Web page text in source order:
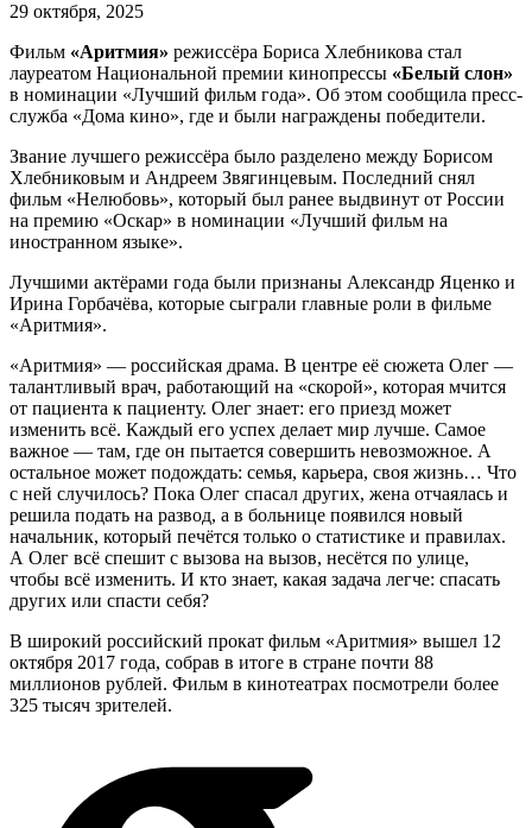
29 октября, 2025
Фильм «Аритмия» режиссёра Бориса Хлебникова стал
лауреатом Национальной премии кинопрессы «Белый слон»
в номинации «Лучший фильм года». Об этом сообщила пресс-
служба «Дома кино», где и были награждены победители.
Звание лучшего режиссёра было разделено между Борисом
Хлебниковым и Андреем Звягинцевым. Последний снял
фильм «Нелюбовь», который был ранее выдвинут от России
на премию «Оскар» в номинации «Лучший фильм на
иностранном языке».
Лучшими актёрами года были признаны Александр Яценко и
Ирина Горбачёва, которые сыграли главные роли в фильме
«Аритмия».
«Аритмия» — российская драма. В центре её сюжета Олег —
талантливый врач, работающий на «скорой», которая мчится
от пациента к пациенту. Олег знает: его приезд может
изменить всё. Каждый его успех делает мир лучше. Самое
важное — там, где он пытается совершить невозможное. А
остальное может подождать: семья, карьера, своя жизнь… Что
с ней случилось? Пока Олег спасал других, жена отчаялась и
решила подать на развод, а в больнице появился новый
начальник, который печётся только о статистике и правилах.
А Олег всё спешит с вызова на вызов, несётся по улице,
чтобы всё изменить. И кто знает, какая задача легче: спасать
других или спасти себя?
В широкий российский прокат фильм «Аритмия» вышел 12
октября 2017 года, собрав в итоге в стране почти 88
миллионов рублей. Фильм в кинотеатрах посмотрели более
325 тысяч зрителей.